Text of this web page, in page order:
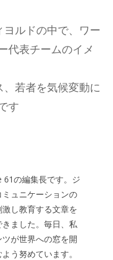
ルドの中で、ワー
代表チームのイメ
若者を気候変動に
す
61の編集長です。ジ
ュニケーションの
し教育する文章を
ました。毎日、私
が世界への窓を開
う努めています。